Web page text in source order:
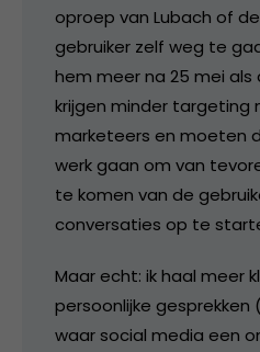
oproep van Lubach of
gebruiker zelf weg te
hem meer na 25 mei als
krijgen minder targeting
marketeers en moeten
werk gaan om van
te komen van de
conversaties op te
Maar echt: ik haal meer
persoonlijke
waar social media een